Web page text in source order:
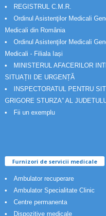
REGISTRUL C.M.R.
Ordinul Asistenţilor Medicali
Medicali din România
Ordinul Asistenţilor Medicali
Medicali - Filiala Iași
MINISTERUL AFACERILOR
SITUAȚII DE URGENȚĂ
INSPECTORATUL PENTRU
GRIGORE STURZA” AL
Fii un exemplu
Furnizori de servicii medicale
Ambulator recuperare
Ambulator Specialitate Clinic
Centre permanenta
Dispozitive medicale